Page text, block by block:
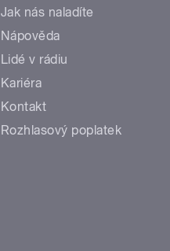
Jak nás naladíte
Nápověda
Lidé v rádiu
Kariéra
Kontakt
Rozhlasový poplatek